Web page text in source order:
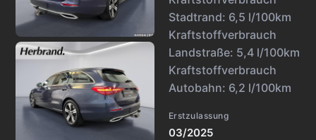
Stadtrand: 6,5 l/100km
Kraftstoffverbrauch
Landstraße: 5,4 l/100km
Kraftstoffverbrauch
Autobahn: 6,2 l/100km
Erstzulassung
03/2025